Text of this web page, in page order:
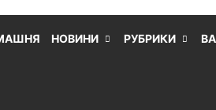
НОВИНИ РУБРИКИ